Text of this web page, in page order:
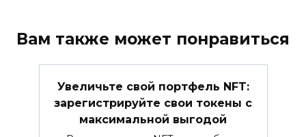
Вам также может понравиться
Увеличьте свой портфель NFT:
зарегистрируйте свои токены с
максимальной выгодой